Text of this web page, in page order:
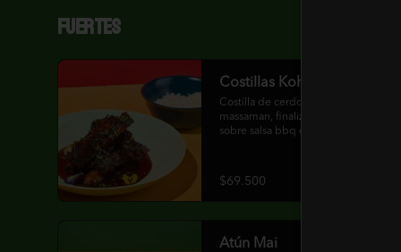
Fuertes
Costillas Koh Tao
Costilla de cerdo marinada en curry
massaman, finalizada a la parrilla
sobre salsa bbq de mango y
$69.500
Atún Mai